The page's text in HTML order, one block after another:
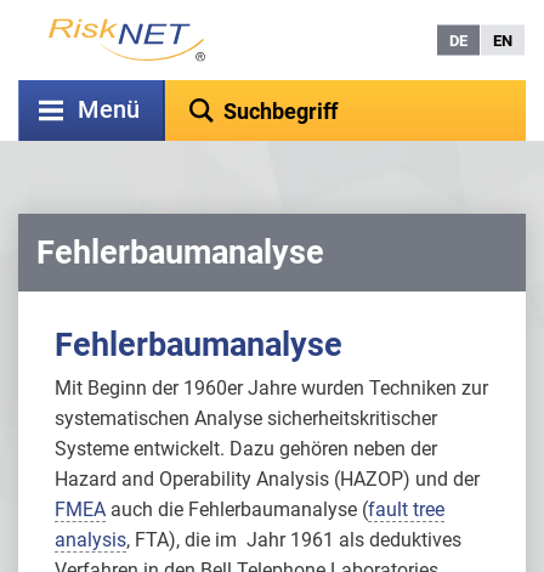
DE EN
Menü
Fehlerbaumanalyse
Fehlerbaumanalyse
Mit Beginn der 1960er Jahre wurden Techniken zur
systematischen Analyse sicherheitskritischer
Systeme entwickelt. Dazu gehören neben der
Hazard and Operability Analysis (HAZOP) und der
FMEA auch die Fehlerbaumanalyse (fault tree
analysis, FTA), die im Jahr 1961 als deduktives